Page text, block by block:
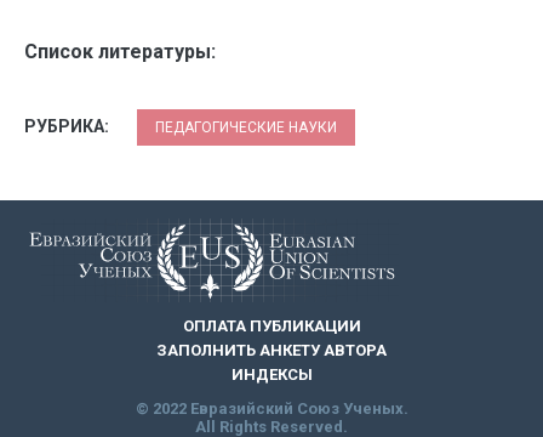
Список литературы:
РУБРИКА: ПЕДАГОГИЧЕСКИЕ НАУКИ
ОПЛАТА ПУБЛИКАЦИИ
ЗАПОЛНИТЬ АНКЕТУ АВТОРА
ИНДЕКСЫ
© 2022 Евразийский Союз Ученых.
All Rights Reserved.